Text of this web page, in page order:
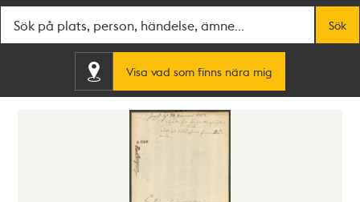
Sök
Visa vad som finns nära mig